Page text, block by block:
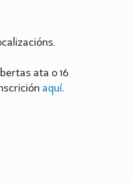
ata o 16
aquí.